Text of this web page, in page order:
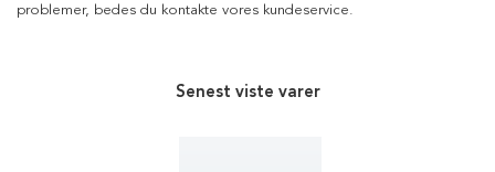
problemer, bedes du kontakte vores kundeservice.
Senest viste varer